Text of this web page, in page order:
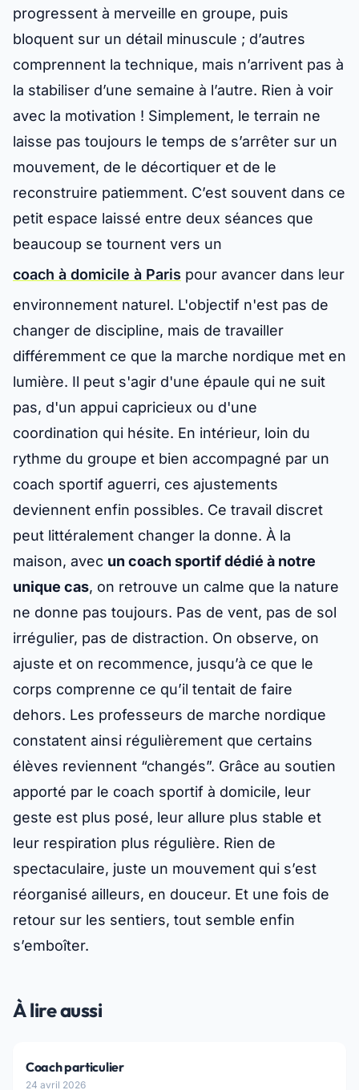
progressent à merveille en groupe, puis
bloquent sur un détail minuscule ; d’autres
comprennent la technique, mais n’arrivent pas à
la stabiliser d’une semaine à l’autre. Rien à voir
avec la motivation ! Simplement, le terrain ne
laisse pas toujours le temps de s’arrêter sur un
mouvement, de le décortiquer et de le
reconstruire patiemment. C’est souvent dans ce
petit espace laissé entre deux séances que
beaucoup se tournent vers un
coach à domicile à Paris pour avancer dans leur
environnement naturel. L'objectif n'est pas de
changer de discipline, mais de travailler
différemment ce que la marche nordique met en
lumière. Il peut s'agir d'une épaule qui ne suit
pas, d'un appui capricieux ou d'une
coordination qui hésite. En intérieur, loin du
rythme du groupe et bien accompagné par un
coach sportif aguerri, ces ajustements
deviennent enfin possibles. Ce travail discret
peut littéralement changer la donne. À la
maison, avec un coach sportif dédié à notre
unique cas, on retrouve un calme que la nature
ne donne pas toujours. Pas de vent, pas de sol
irrégulier, pas de distraction. On observe, on
ajuste et on recommence, jusqu’à ce que le
corps comprenne ce qu’il tentait de faire
dehors. Les professeurs de marche nordique
constatent ainsi régulièrement que certains
élèves reviennent “changés”. Grâce au soutien
apporté par le coach sportif à domicile, leur
geste est plus posé, leur allure plus stable et
leur respiration plus régulière. Rien de
spectaculaire, juste un mouvement qui s’est
réorganisé ailleurs, en douceur. Et une fois de
retour sur les sentiers, tout semble enfin
s’emboîter.
À lire aussi
Coach particulier
24 avril 2026